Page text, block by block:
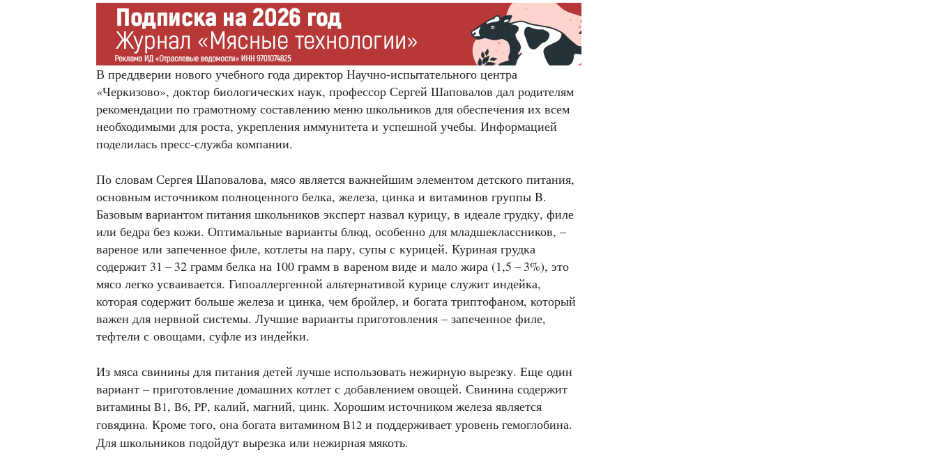
В преддверии нового учебного года директор Научно-испытательного центра
«Черкизово», доктор биологических наук, профессор Сергей Шаповалов дал родителям
рекомендации по грамотному составлению меню школьников для обеспечения их всем
необходимыми для роста, укрепления иммунитета и успешной учебы. Информацией
поделилась пресс-служба компании.
По словам Сергея Шаповалова, мясо является важнейшим элементом детского питания,
основным источником полноценного белка, железа, цинка и витаминов группы B.
Базовым вариантом питания школьников эксперт назвал курицу, в идеале грудку, филе
или бедра без кожи. Оптимальные варианты блюд, особенно для младшеклассников, –
вареное или запеченное филе, котлеты на пару, супы с курицей. Куриная грудка
содержит 31 – 32 грамм белка на 100 грамм в вареном виде и мало жира (1,5 – 3%), это
мясо легко усваивается. Гипоаллергенной альтернативой курице служит индейка,
которая содержит больше железа и цинка, чем бройлер, и богата триптофаном, который
важен для нервной системы. Лучшие варианты приготовления – запеченное филе,
тефтели с овощами, суфле из индейки.
Из мяса свинины для питания детей лучше использовать нежирную вырезку. Еще один
вариант – приготовление домашних котлет с добавлением овощей. Свинина содержит
витамины B1, B6, PP, калий, магний, цинк. Хорошим источником железа является
говядина. Кроме того, она богата витамином B12 и поддерживает уровень гемоглобина.
Для школьников подойдут вырезка или нежирная мякоть.